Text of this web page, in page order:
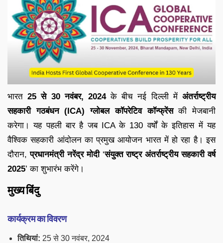
भारत25 से 30 नवंबर, 2024के बीच नई दिल्ली मेंअंतर्राष्ट्रीय
सहकारी गठबंधन (ICA) ग्लोबल कॉपरेटिव कॉन्फ्रेंसकी मेजबानी
करेगा। यह पहली बार है जब ICA के 130 वर्षों के इतिहास में यह
वैश्विक सहकारी आंदोलन का प्रमुख आयोजन भारत में हो रहा है। इस
दौरान,प्रधानमंत्री नरेंद्र मोदी‘संयुक्त राष्ट्र अंतर्राष्ट्रीय सहकारी वर्ष
2025’ का शुभारंभ करेंगे।
मुख्य बिंदु
कार्यक्रम का विवरण
तिथियां: 25 से 30 नवंबर, 2024